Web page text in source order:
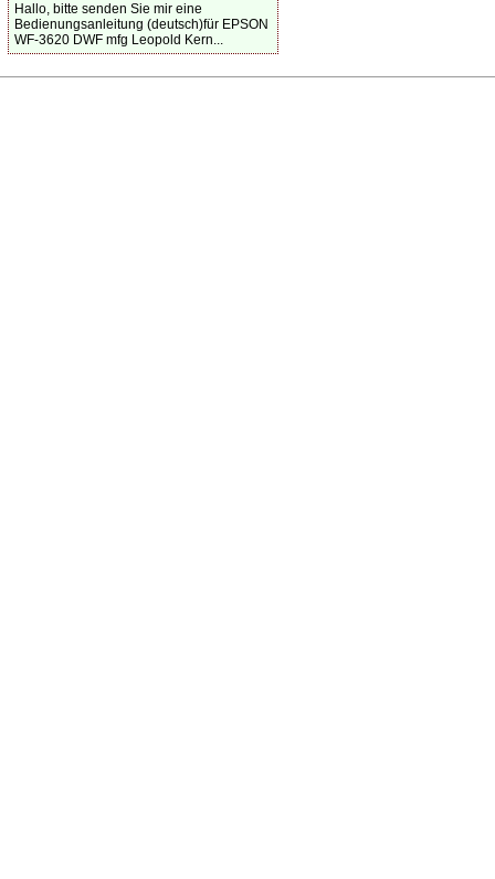
Hallo, bitte senden Sie mir eine
Bedienungsanleitung (deutsch)für EPSON
WF-3620 DWF mfg Leopold Kern...